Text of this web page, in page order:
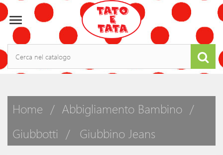

Home
Abbigliamento Bambino
Giubbotti
Giubbino Jeans